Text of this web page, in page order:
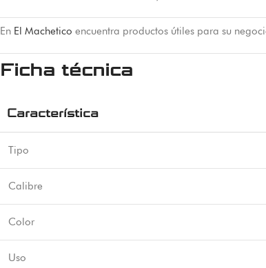
En El Machetico encuentra productos útiles para su
Ficha técnica
Característica
Tipo
Calibre
Color
Uso